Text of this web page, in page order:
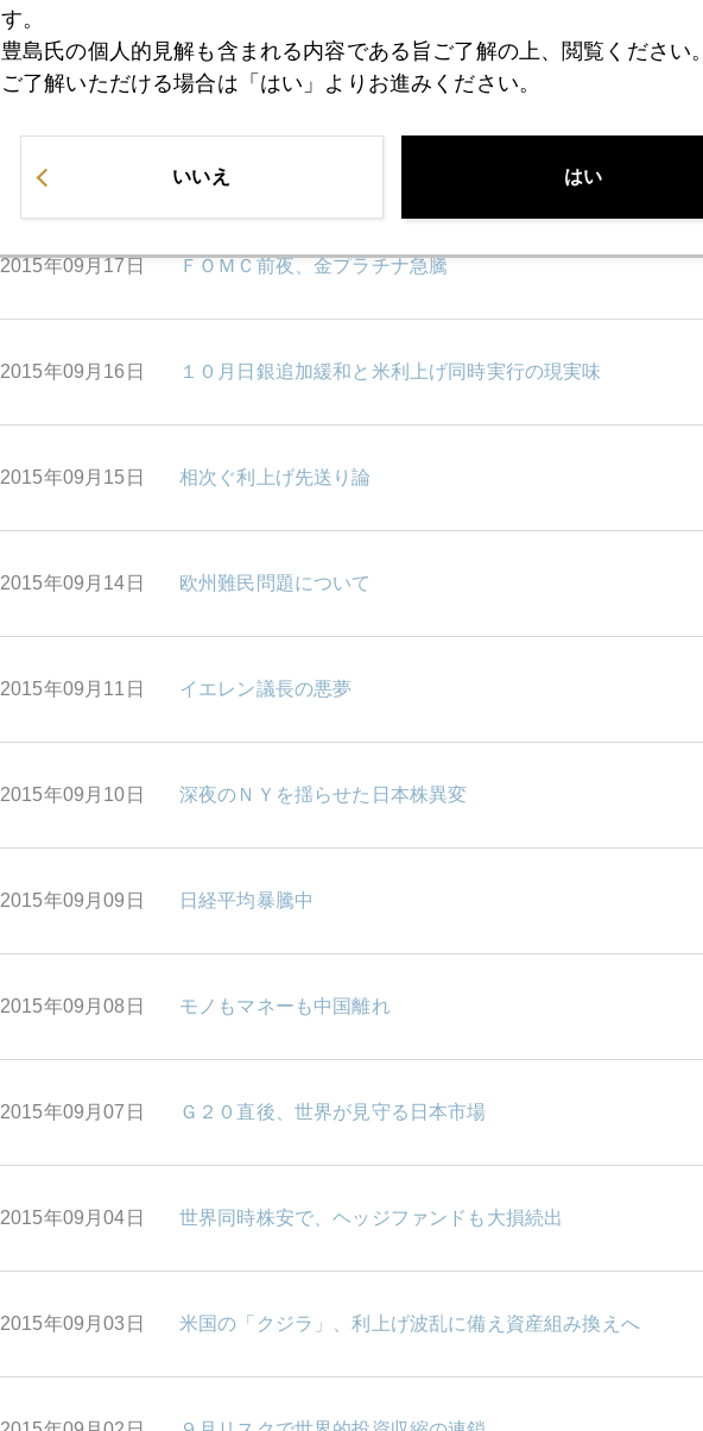
2015年09月24日 フォルクスワーゲン不正、プラチナ市場に大激震
2015年09月17日 ＦＯＭＣ前夜、金プラチナ急騰
2015年09月16日 １０月日銀追加緩和と米利上げ同時実行の現実味
2015年09月15日 相次ぐ利上げ先送り論
2015年09月14日 欧州難民問題について
2015年09月11日 イエレン議長の悪夢
2015年09月10日 深夜のＮＹを揺らせた日本株異変
2015年09月09日 日経平均暴騰中
2015年09月08日 モノもマネーも中国離れ
2015年09月07日 Ｇ２０直後、世界が見守る日本市場
2015年09月04日 世界同時株安で、ヘッジファンドも大損続出
2015年09月03日 米国の「クジラ」、利上げ波乱に備え資産組み換えへ
す。
豊島氏の個人的見解も含まれる内容である旨ご了解の上、閲覧ください。
ご了解いただける場合は「はい」よりお進みください。
いいえ はい